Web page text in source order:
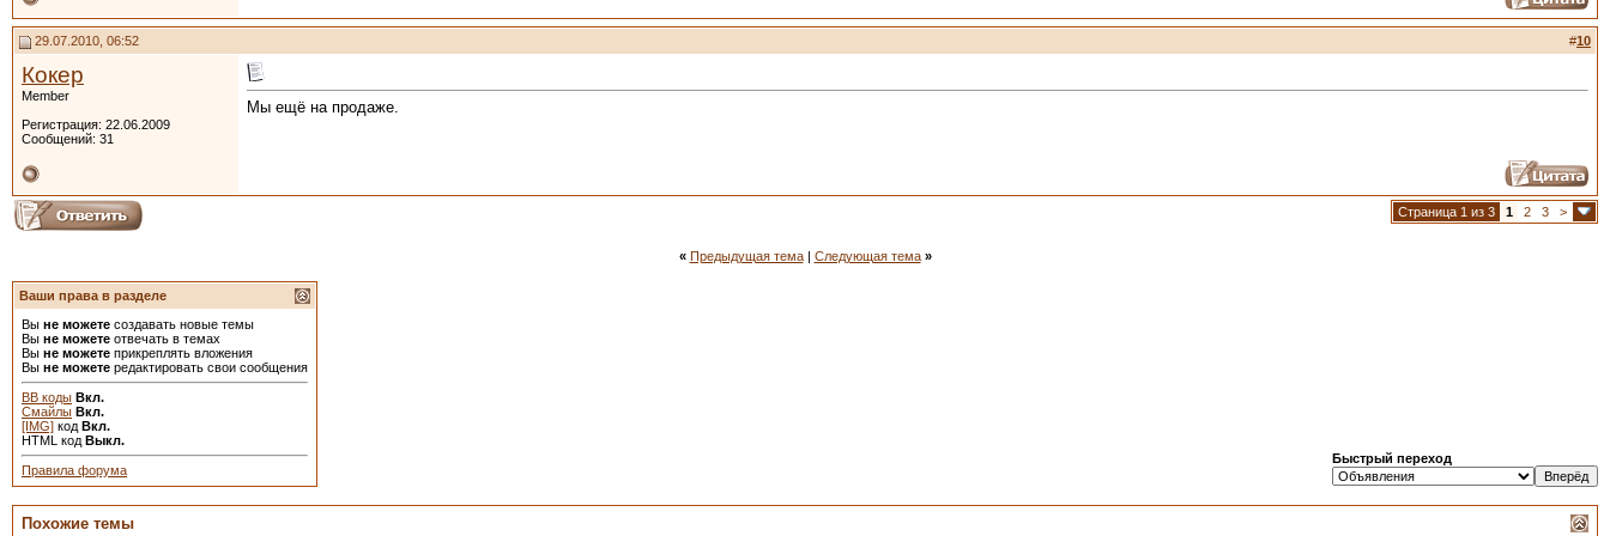
29.07.2010, 06:52 #10
Кокер
Member
Регистрация: 22.06.2009
Сообщений: 31
Мы ещё на продаже.
Страница 1 из 3 1 2 3 >
« Предыдущая тема| Следующая тема »
Ваши права в разделе
Вы не можете создавать новые темы
Вы не можете отвечать в темах
Вы не можете прикреплять вложения
Вы не можете редактировать свои сообщения
BB коды Вкл.
Смайлы Вкл.
[IMG] код Вкл.
HTML код Выкл.
Правила форума
Быстрый переход
Похожие темы